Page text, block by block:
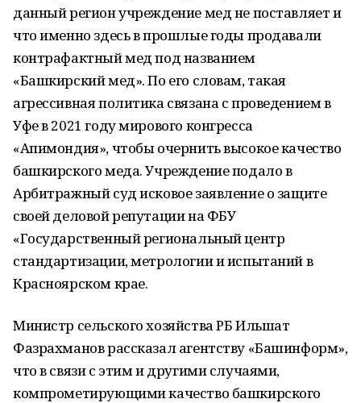
данный регион учреждение мед не поставляет и
что именно здесь в прошлые годы продавали
контрафактный мед под названием
«Башкирский мед». По его словам, такая
агрессивная политика связана с проведением в
Уфе в 2021 году мирового конгресса
«Апимондия», чтобы очернить высокое качество
башкирского меда. Учреждение подало в
Арбитражный суд исковое заявление о защите
своей деловой репутации на ФБУ
«Государственный региональный центр
стандартизации, метрологии и испытаний в
Красноярском крае.
Министр сельского хозяйства РБ Ильшат
Фазрахманов рассказал агентству «Башинформ»,
что в связи с этим и другими случаями,
компрометирующими качество башкирского